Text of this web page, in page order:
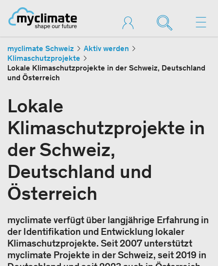
myclimate Schweiz
Aktiv werden
Klimaschutzprojekte
Lokale Klimaschutzprojekte in der Schweiz, Deutschland
und Österreich
Lokale
Klimaschutzprojekte in
der Schweiz,
Deutschland und
Österreich
myclimate verfügt über langjährige Erfahrung in
der Identifikation und Entwicklung lokaler
Klimaschutzprojekte. Seit 2007 unterstützt
myclimate Projekte in der Schweiz, seit 2019 in